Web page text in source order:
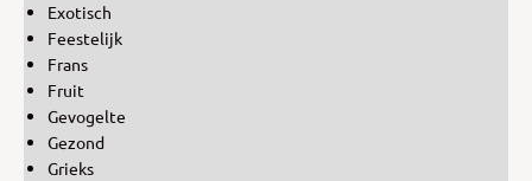
Exotisch
Feestelijk
Frans
Fruit
Gevogelte
Gezond
Grieks